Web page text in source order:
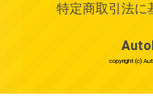
特定商取引法に
copyright (c)